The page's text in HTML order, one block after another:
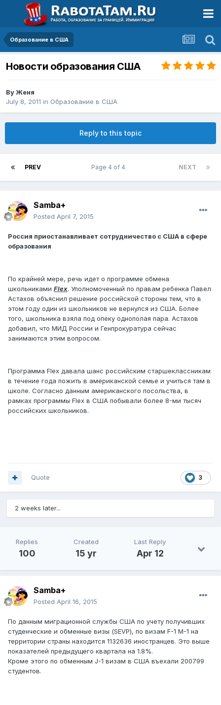
Образование в США
Новости образования США
ByЖеня
July 8, 2011 in Образование в США
Reply to this topic
PREV NEXT
Page 4 of 4
Samba+
Posted April 7, 2015
Россия приостанавливает сотрудничество с США в сфере
образования
По крайней мере, речь идет о программе обмена
школьниками Flex. Уполномоченный по правам ребенка Павел
Астахов объяснил решение российской стороны тем, что в
этом году один из школьников не вернулся из США. Более
того, школьника взяла под опеку однополая пара. Астахов
добавил, что МИД России и Генпрокуратура сейчас
занимаются этим вопросом.
Программа Flex давала шанс российским старшеклассникам
в течение года пожить в американской семье и учиться там в
школе. Согласно данным американского посольства, в
рамках программы Flex в США побывали более 8-ми тысяч
российских школьников.
3
Quote
2 weeks later...
Replies
100
Created
15 yr
Last Reply
Apr 12
Samba+
Posted April 16, 2015
По данным миграционной службы США по учету получивших
студенческие и обменные визы (SEVP), по визам F-1 M-1 на
территории страны находится 1132636 иностранцев. Это выше
показателей предыдущего квартала на 1.8%.
Кроме этого по обменным J-1 визам в США въехали 200799
студентов.